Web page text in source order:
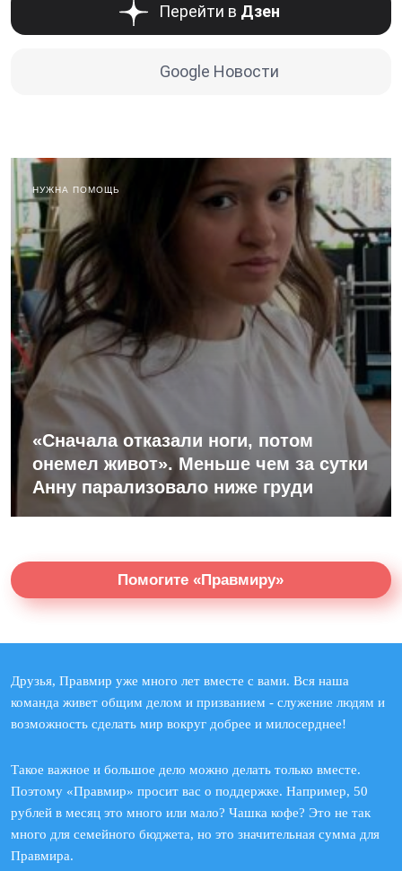
Перейти в Дзен
Google Новости
НУЖНА ПОМОЩЬ
«Сначала отказали ноги, потом
онемел живот». Меньше чем за сутки
Анну парализовало ниже груди
Помогите «Правмиру»
Друзья, Правмир уже много лет вместе с вами. Вся наша
команда живет общим делом и призванием - служение людям и
возможность сделать мир вокруг добрее и милосерднее!
Такое важное и большое дело можно делать только вместе.
Поэтому «Правмир» просит вас о поддержке. Например, 50
рублей в месяц это много или мало? Чашка кофе? Это не так
много для семейного бюджета, но это значительная сумма для
Правмира.